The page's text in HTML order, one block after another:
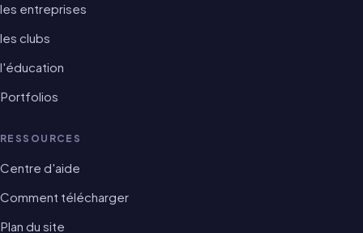
les entreprises
les clubs
l'éducation
Portfolios
RESSOURCES
Centre d'aide
Comment télécharger
Plan du site